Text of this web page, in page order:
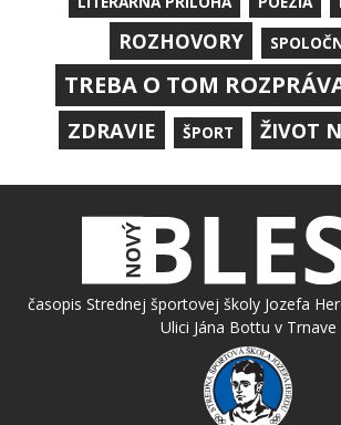
ROZHOVORY
TREBA O TOM
ZDRAVIE ŠPORT ŽIVOT
časopis Strednej športovej školy Jozefa
Ulici Jána Bottu v Trnave